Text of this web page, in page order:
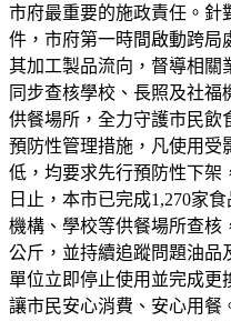
市府最重要的施政責任。針
件，市府第一時間啟動跨局
其加工製品流向，督導相關
同步查核學校、長照及社
供餐場所，全力守護市民飲
預防性管理措施，凡使用受
低，均要求先行預防性下架
日止，本市已完成1,270家
機構、學校等供餐場所查核
公斤，並持續追蹤問題油品
單位立即停止使用並完成更
讓市民安心消費、安心用餐